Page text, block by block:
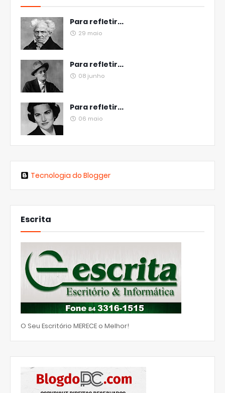
Para refletir...
29 maio
Para refletir...
08 junho
Para refletir...
06 maio
Tecnologia do Blogger
Escrita
O Seu Escritório MERECE o Melhor!